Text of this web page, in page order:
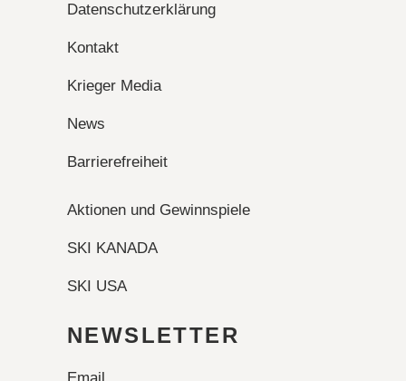
Datenschutzerklärung
Kontakt
Krieger Media
News
Barrierefreiheit
Aktionen und Gewinnspiele
SKI KANADA
SKI USA
NEWSLETTER